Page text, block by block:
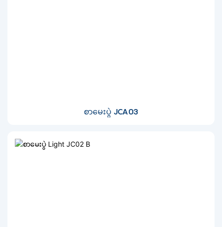
စာမေးပွဲ JCA03